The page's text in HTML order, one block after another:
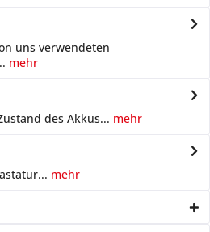
uns verwendeten
mehr
des Akkus... mehr
mehr